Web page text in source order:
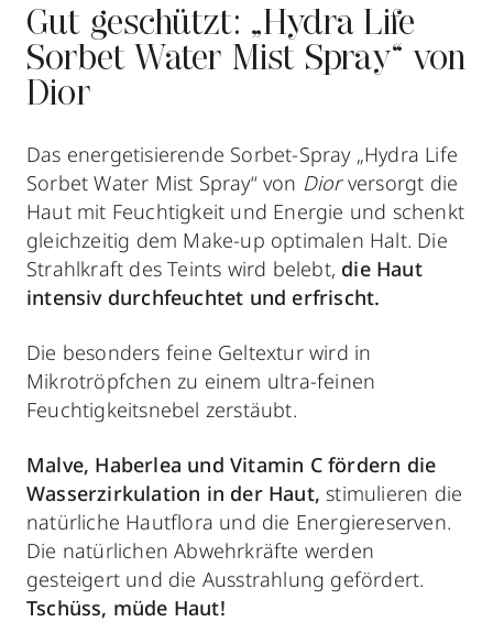
Gut geschützt: „Hydra Life
Sorbet Water Mist Spray“ von
Dior
Das energetisierende Sorbet-Spray „Hydra Life
Sorbet Water Mist Spray“ von Diorversorgt die
Haut mit Feuchtigkeit und Energie und schenkt
gleichzeitig dem Make-up optimalen Halt. Die
Strahlkraft des Teints wird belebt, die Haut
intensiv durchfeuchtet und erfrischt.
Die besonders feine Geltextur wird in
Mikrotröpfchen zu einem ultra-feinen
Feuchtigkeitsnebel zerstäubt.
Malve, Haberlea und Vitamin C fördern die
Wasserzirkulation in der Haut, stimulieren die
natürliche Hautflora und die Energiereserven.
Die natürlichen Abwehrkräfte werden
gesteigert und die Ausstrahlung gefördert.
Tschüss, müde Haut!